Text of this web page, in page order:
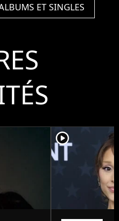
ET SINGLES
player2